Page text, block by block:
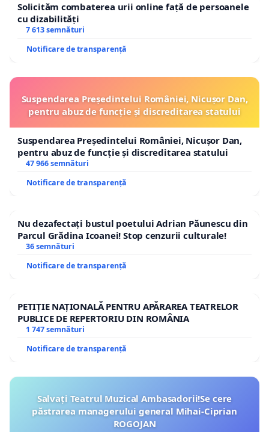
Solicităm combaterea urii online față de persoanele
cu dizabilități
7 613 semnături
Notificare de transparență
Suspendarea Președintelui României, Nicușor Dan,
pentru abuz de funcție și discreditarea statului
Suspendarea Președintelui României, Nicușor Dan,
pentru abuz de funcție și discreditarea statului
47 966 semnături
Notificare de transparență
Nu dezafectați bustul poetului Adrian Păunescu din
Parcul Grădina Icoanei! Stop cenzurii culturale!
36 semnături
Notificare de transparență
PETIȚIE NAȚIONALĂ PENTRU APĂRAREA TEATRELOR
PUBLICE DE REPERTORIU DIN ROMÂNIA
1 747 semnături
Notificare de transparență
Salvați Teatrul Muzical Ambasadorii!Se cere
păstrarea managerului general Mihai-Ciprian
ROGOJAN